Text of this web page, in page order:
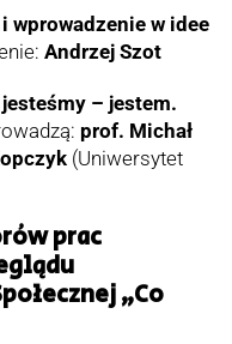
wprowadzenie w idee
Andrzej Szot
– jestem.
prof. Michał
(Uniwersytet
prac
„Co